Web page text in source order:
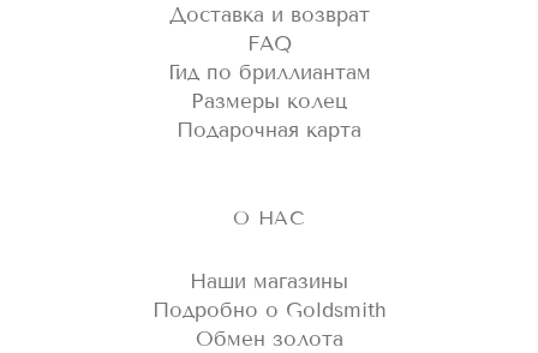
Доставка и возврат
FAQ
Гид по бриллиантам
Размеры колец
Подарочная карта
О НАС
Наши магазины
Подробно о Goldsmith
Обмен золота